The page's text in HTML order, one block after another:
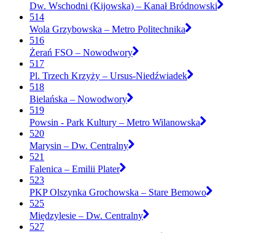
Dw. Wschodni (Kijowska) – Kanał Bródnowski
514
Wola Grzybowska – Metro Politechnika
516
Żerań FSO – Nowodwory
517
Pl. Trzech Krzyży – Ursus-Niedźwiadek
518
Bielańska – Nowodwory
519
Powsin - Park Kultury – Metro Wilanowska
520
Marysin – Dw. Centralny
521
Falenica – Emilii Plater
523
PKP Olszynka Grochowska – Stare Bemowo
525
Międzylesie – Dw. Centralny
527